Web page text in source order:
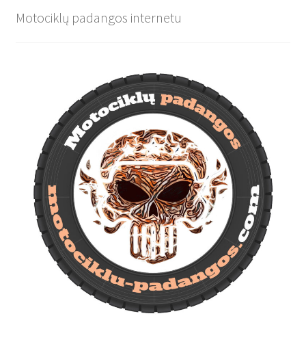
Motociklų padangos internetu